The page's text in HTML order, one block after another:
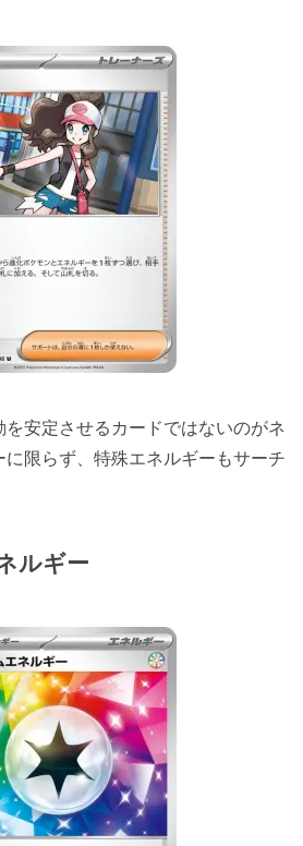
安定させるカードではないのがネ
限らず、特殊エネルギーもサーチ
ルギー